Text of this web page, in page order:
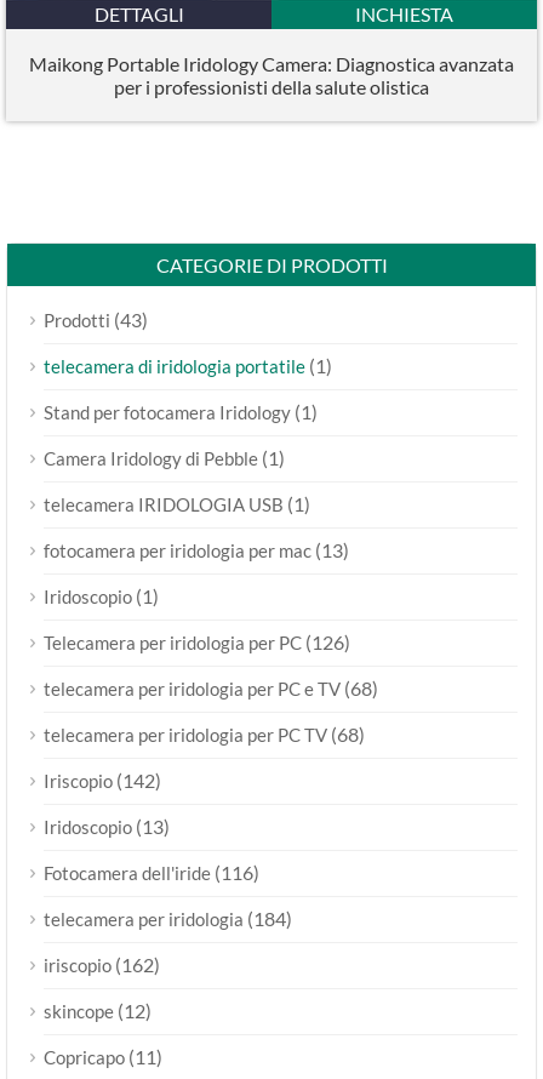
DETTAGLI INCHIESTA
Maikong Portable Iridology Camera: Diagnostica avanzata
per i professionisti della salute olistica
CATEGORIE DI PRODOTTI
Prodotti (43)
telecamera di iridologia portatile (1)
Stand per fotocamera Iridology (1)
Camera Iridology di Pebble (1)
telecamera IRIDOLOGIA USB (1)
fotocamera per iridologia per mac (13)
Iridoscopio (1)
Telecamera per iridologia per PC (126)
telecamera per iridologia per PC e TV (68)
telecamera per iridologia per PC TV (68)
Iriscopio (142)
Iridoscopio (13)
Fotocamera dell'iride (116)
telecamera per iridologia (184)
iriscopio (162)
skincope (12)
Copricapo (11)